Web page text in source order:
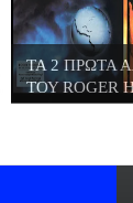
ΤΑ 2 ΠΡΩΤΑ
ΤΟΥ ROGER